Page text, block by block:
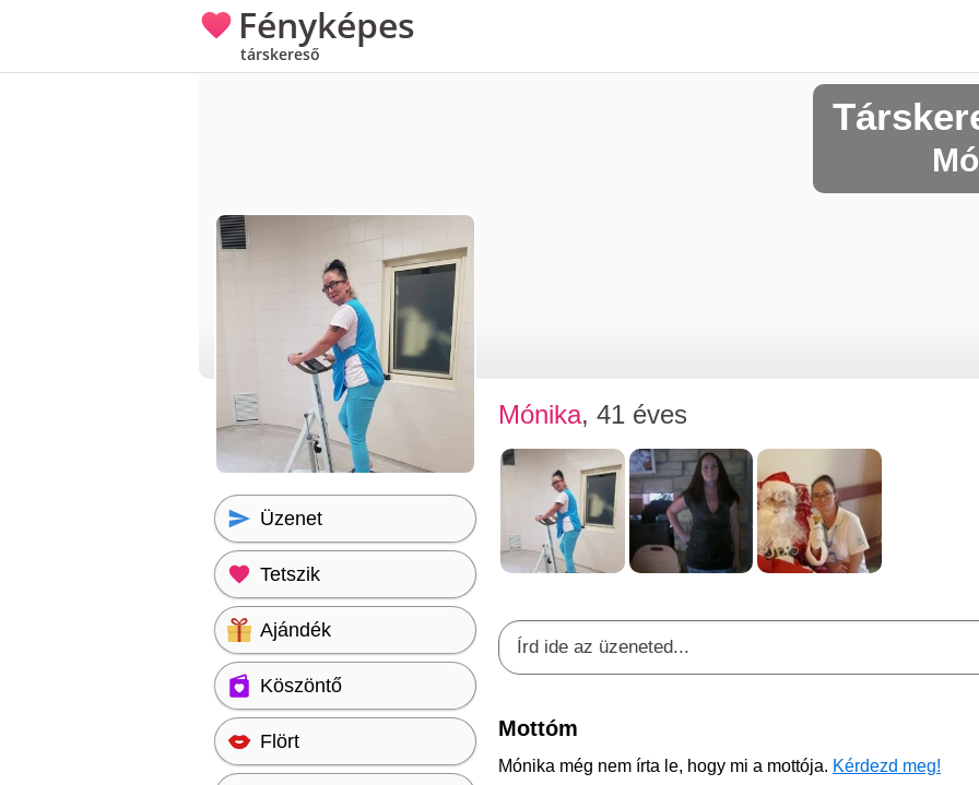
Fényképes
társkereső
Mónika, 41 éves
Mottóm
Mónika még nem írta le, hogy mi a mottója. Kérdezd meg!
Üzenet
Tetszik
Ajándék
Köszöntő
Flört